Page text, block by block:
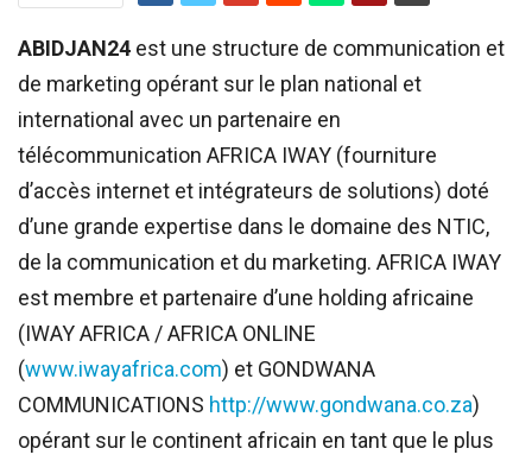
ABIDJAN24 est une structure de communication et
de marketing opérant sur le plan national et
international avec un partenaire en
télécommunication AFRICA IWAY (fourniture
d’accès internet et intégrateurs de solutions) doté
d’une grande expertise dans le domaine des NTIC,
de la communication et du marketing. AFRICA IWAY
est membre et partenaire d’une holding africaine
(IWAY AFRICA / AFRICA ONLINE
(www.iwayafrica.com) et GONDWANA
COMMUNICATIONS http://www.gondwana.co.za)
opérant sur le continent africain en tant que le plus